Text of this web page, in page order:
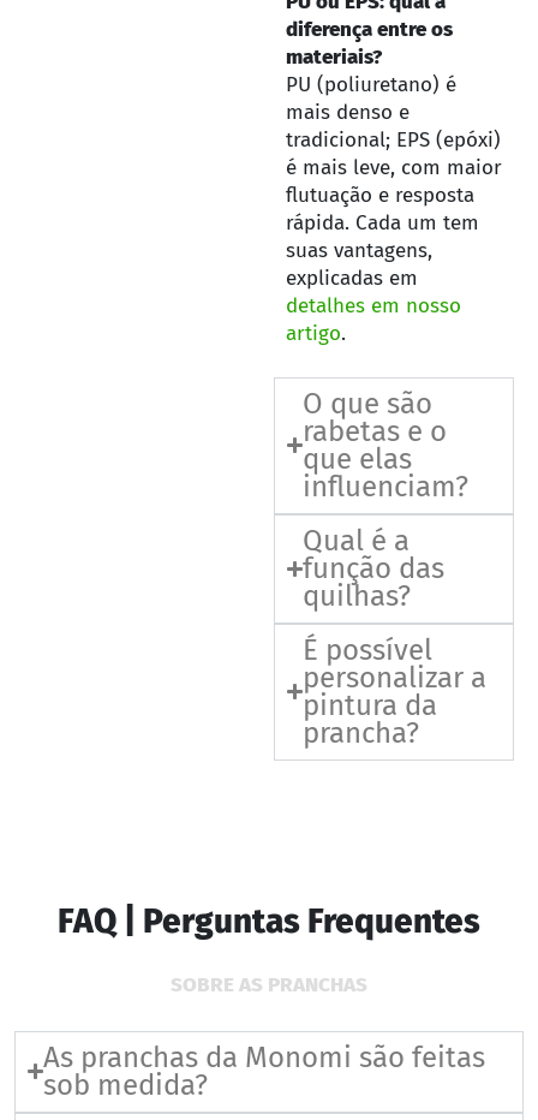
diferença entre os
materiais?
PU (poliuretano) é
mais denso e
tradicional; EPS (epóxi)
é mais leve, com maior
flutuação e resposta
rápida. Cada um tem
suas vantagens,
explicadas em
detalhes em nosso
artigo.
O que são
rabetas e o
que elas
influenciam?
Qual é a
função das
quilhas?
É possível
personalizar a
pintura da
prancha?
FAQ | Perguntas Frequentes
SOBRE AS PRANCHAS
As pranchas da Monomi são feitas
sob medida?